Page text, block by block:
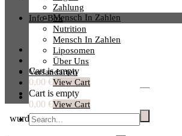
Zahlung
Info-Box
Nutrition
Mensch In Zahlen
Liposomen
Über Uns
Versandarten
Cart is empty
0,00 €View Cart
Nutrition
Mensch In Zahlen
Liposomen
Über Uns
Versandarten
Cart is empty
0,00 €View Cart
wurde in deinen Einkaufswagen hinzugefügt.